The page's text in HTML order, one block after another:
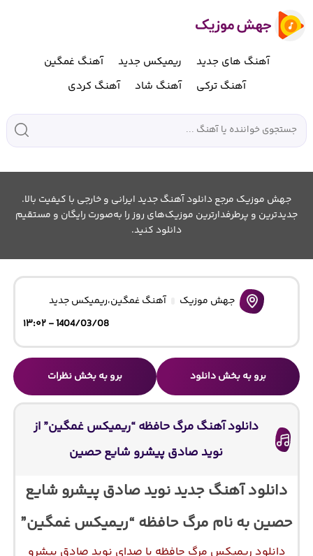
آهنگ های جدید ریمیکس جدید
آهنگ غمگین
آهنگ ترکی
آهنگ شاد آهنگ کردی
جهش موزیک مرجع دانلود آهنگ جدید ایرانی و خارجی با کیفیت بالا.
جدیدترین و پرطرفدارترین موزیک‌های روز را به‌صورت رایگان و مستقیم
دانلود کنید.
جهش موزیک آهنگ غمگین،ریمیکس جدید
1404/03/08 - ۱۳:۰۲
برو به بخش دانلود برو به بخش نظرات
دانلود آهنگ مرگ حافظه “ریمیکس غمگین” از
نوید صادق پیشرو شایع حصین
دانلود آهنگ جدید نوید صادق پیشرو شایع
حصین به نام مرگ حافظه “ریمیکس غمگین”
دانلود ریمیکس مرگ حافظه با صدای نوید صادق پیشرو